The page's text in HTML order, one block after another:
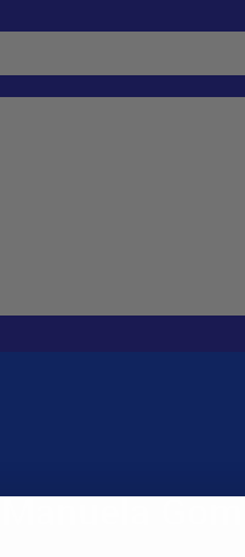
Manuela